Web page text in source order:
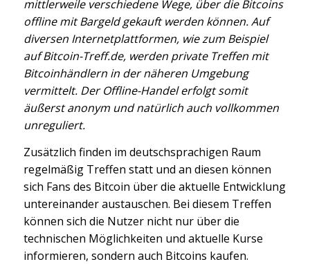
mittlerweile verschiedene Wege, über die Bitcoins
offline mit Bargeld gekauft werden können. Auf
diversen Internetplattformen, wie zum Beispiel
auf Bitcoin-Treff.de, werden private Treffen mit
Bitcoinhändlern in der näheren Umgebung
vermittelt. Der Offline-Handel erfolgt somit
äußerst anonym und natürlich auch vollkommen
unreguliert.
Zusätzlich finden im deutschsprachigen Raum
regelmäßig Treffen statt und an diesen können
sich Fans des Bitcoin über die aktuelle Entwicklung
untereinander austauschen. Bei diesem Treffen
können sich die Nutzer nicht nur über die
technischen Möglichkeiten und aktuelle Kurse
informieren, sondern auch Bitcoins kaufen.